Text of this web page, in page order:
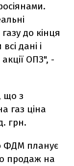
до кінця
дані і
ОПЗ", -
що з
газ ціна
грн.
ФДМ планує
продаж на